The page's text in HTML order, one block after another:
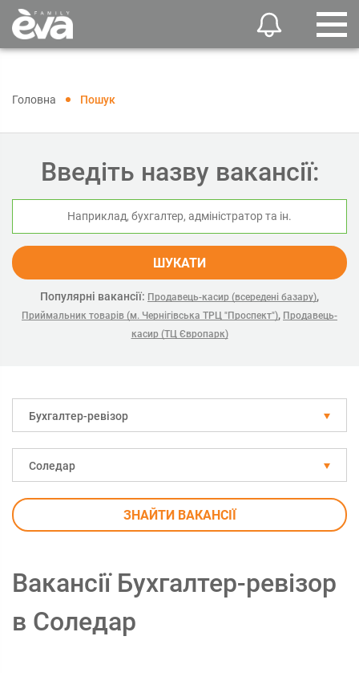
Головна Пошук
Введіть назву вакансії:
ШУКАТИ
Популярні вакансії: Продавець-касир (всередені базару),
Приймальник товарів (м. Чернігівська ТРЦ "Проспект"), Продавець-
касир (ТЦ Європарк)
Бухгалтер-ревізор
Соледар
ЗНАЙТИ ВАКАНСІЇ
Вакансії Бухгалтер-ревізор
в Соледар